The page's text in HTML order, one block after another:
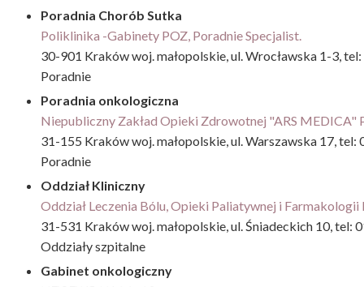
Poradnia Chorób Sutka
Poliklinika -Gabinety POZ, Poradnie Specjalist.
30-901 Kraków woj. małopolskie, ul. Wrocławska 1-3,
Poradnie
Poradnia onkologiczna
Niepubliczny Zakład Opieki Zdrowotnej "ARS MEDICA"
31-155 Kraków woj. małopolskie, ul. Warszawska 17,
Poradnie
Oddział Kliniczny
Oddział Leczenia Bólu, Opieki Paliatywnej i Farmakologii
31-531 Kraków woj. małopolskie, ul. Śniadeckich 10, tel:
Oddziały szpitalne
Gabinet onkologiczny